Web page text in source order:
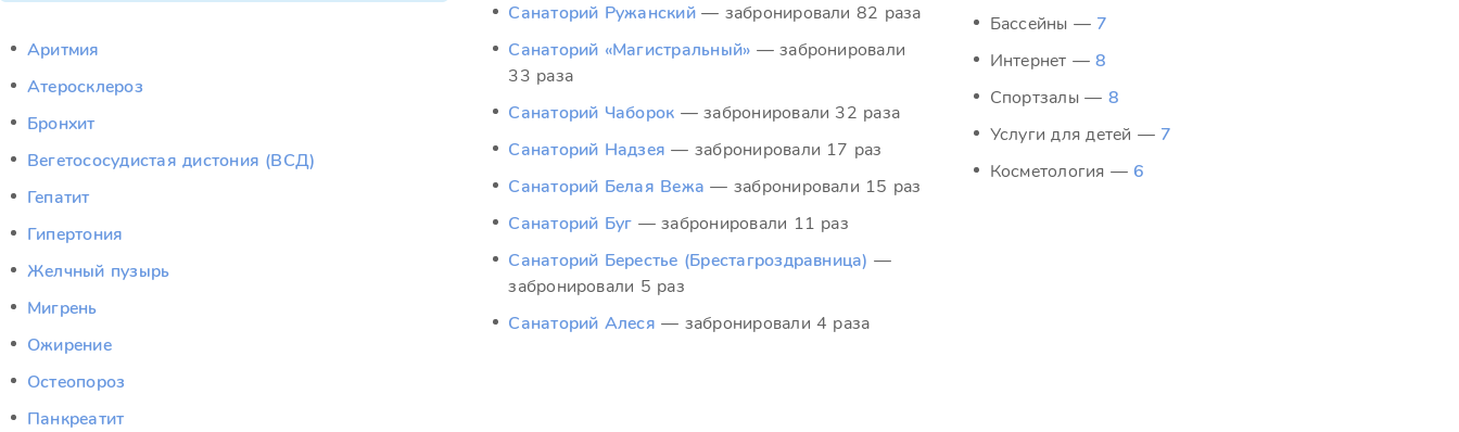
Аритмия
Атеросклероз
Бронхит
Вегетососудистая дистония (ВСД)
Гепатит
Гипертония
Желчный пузырь
Мигрень
Ожирение
Остеопороз
Панкреатит
Санаторий Ружанский — забронировали 82 раза
Санаторий «Магистральный» — забронировали
33 раза
Санаторий Чаборок — забронировали 32 раза
Санаторий Надзея — забронировали 17 раз
Санаторий Белая Вежа — забронировали 15 раз
Санаторий Буг — забронировали 11 раз
Санаторий Берестье (Брестагроздравница) —
забронировали 5 раз
Санаторий Алеся — забронировали 4 раза
Бассейны — 7
Интернет —8
Спортзалы — 8
Услуги для детей — 7
Косметология —6